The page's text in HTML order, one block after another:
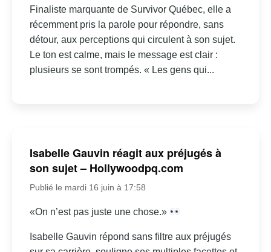
Finaliste marquante de Survivor Québec, elle a
récemment pris la parole pour répondre, sans
détour, aux perceptions qui circulent à son sujet.
Le ton est calme, mais le message est clair :
plusieurs se sont trompés. « Les gens qui...
Isabelle Gauvin réagit aux préjugés à
son sujet – Hollywoodpq.com
Publié le mardi 16 juin à 17:58
«On n’est pas juste une chose.»
Isabelle Gauvin répond sans filtre aux préjugés